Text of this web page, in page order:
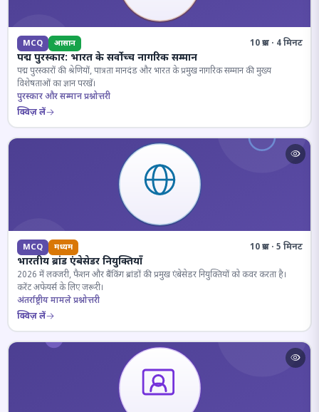
MCQ आसान 10 प्रश्न · 4 मिनट
पद्म पुरस्कार: भारत के सर्वोच्च नागरिक सम्मान
पद्म पुरस्कारों की श्रेणियों, पात्रता मानदंड और भारत के प्रमुख नागरिक सम्मान की मुख्य
विशेषताओं का ज्ञान परखें।
पुरस्कार और सम्मान प्रश्नोत्तरी
क्विज़ लें
MCQ मध्यम 10 प्रश्न · 5 मिनट
भारतीय ब्रांड एंबेसेडर नियुक्तियाँ
2026 में लक्जरी, फैशन और बैंकिंग ब्रांडों की प्रमुख एंबेसेडर नियुक्तियों को कवर करता है।
करेंट अफेयर्स के लिए जरूरी।
अंतर्राष्ट्रीय मामले प्रश्नोत्तरी
क्विज़ लें